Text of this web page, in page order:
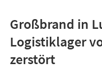
Großbrand in
Logistiklager
zerstört